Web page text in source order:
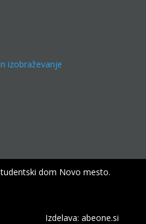
dom Novo mesto.
Izdelava:abeone.si